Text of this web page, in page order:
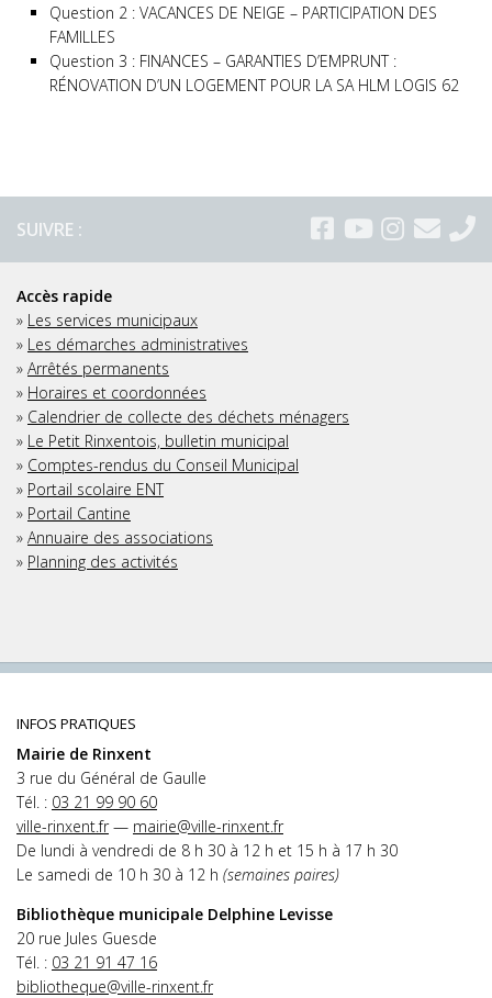
Question 2 : VACANCES DE NEIGE – PARTICIPATION DES
FAMILLES
Question 3 : FINANCES – GARANTIES D’EMPRUNT :
RÉNOVATION D’UN LOGEMENT POUR LA SA HLM LOGIS 62
SUIVRE :
Accès rapide
» Les services municipaux
» Les démarches administratives
» Arrêtés permanents
» Horaires et coordonnées
» Calendrier de collecte des déchets ménagers
» Le Petit Rinxentois, bulletin municipal
» Comptes-rendus du Conseil Municipal
» Portail scolaire ENT
» Portail Cantine
» Annuaire des associations
» Planning des activités
INFOS PRATIQUES
Mairie de Rinxent
3 rue du Général de Gaulle
Tél. : 03 21 99 90 60
ville-rinxent.fr— mairie@ville-rinxent.fr
De lundi à vendredi de 8 h 30 à 12 h et 15 h à 17 h 30
Le samedi de 10 h 30 à 12 h (semaines paires)
Bibliothèque municipale Delphine Levisse
20 rue Jules Guesde
Tél. : 03 21 91 47 16
bibliotheque@ville-rinxent.fr